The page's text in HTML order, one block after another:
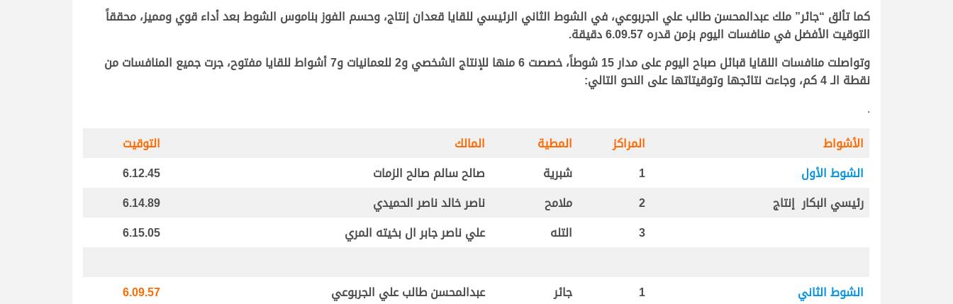
كما تألق “جائر” ملك عبدالمحسن طالب علي الجربوعي، في الشوط الثاني الرئيسي للقايا قعدان إنتاج، وحسم الفوز بناموس الشوط بعد أداء قوي ومميز، محققاً
التوقيت الأفضل في منافسات اليوم بزمن قدره 6.09.57 دقيقة.
وتواصلت منافسات اللقايا قبائل صباح اليوم على مدار 15 شوطاً، خصصت 6 منها للإنتاج الشخصي و2 للعمانيات و7 أشواط للقايا مفتوح، جرت جميع المنافسات من
نقطة الـ 4 كم، وجاءت نتائجها وتوقيتاتها على النحو التالي:
.
الأشواط
المراكز المطية المالك
التوقيت
الشوط الأول
1 شبرية صالح سالم صالح الزمات
6.12.45
رئيسي البكار إنتاج
2 ملامح ناصر خالد ناصر الحميدي
6.14.89
3
التله علي ناصر جابر ال بخيته المري 6.15.05
الشوط الثاني 1 جائر عبدالمحسن طالب علي الجربوعي
6.09.57